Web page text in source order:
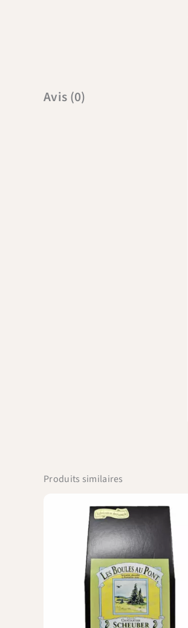
Avis (0)
Produits similaires